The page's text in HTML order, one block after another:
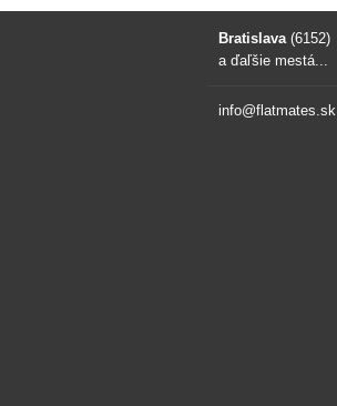
Bratislava (6152)
a ďaľšie mestá...
info@flatmates.sk